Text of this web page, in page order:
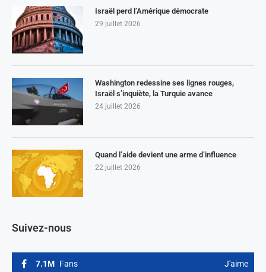
Israël perd l’Amérique démocrate
29 juillet 2026
Washington redessine ses lignes rouges,
Israël s’inquiète, la Turquie avance
24 juillet 2026
Quand l’aide devient une arme d’influence
22 juillet 2026
Suivez-nous
7.1M Fans J'aime